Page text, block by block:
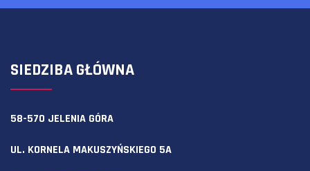
SIEDZIBA GŁÓWNA
58-570 JELENIA GÓRA
UL. KORNELA MAKUSZYŃSKIEGO 5A